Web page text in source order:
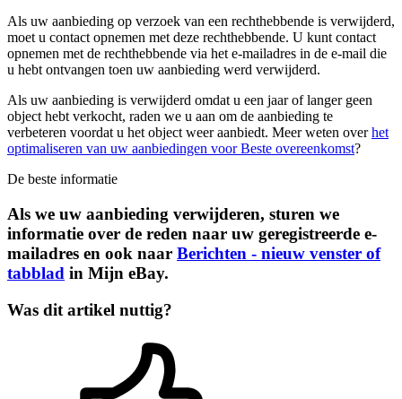
Als uw aanbieding op verzoek van een rechthebbende is verwijderd,
moet u contact opnemen met deze rechthebbende. U kunt contact
opnemen met de rechthebbende via het e-mailadres in de e-mail die
u hebt ontvangen toen uw aanbieding werd verwijderd.
Als uw aanbieding is verwijderd omdat u een jaar of langer geen
object hebt verkocht, raden we u aan om de aanbieding te
verbeteren voordat u het object weer aanbiedt. Meer weten overhet
optimaliseren van uw aanbiedingen voor Beste overeenkomst?
De beste informatie
Als we uw aanbieding verwijderen, sturen we
informatie over de reden naar uw geregistreerde e-
mailadres en ook naar Berichten - nieuw venster of
tabblad in Mijn eBay.
Was dit artikel nuttig?